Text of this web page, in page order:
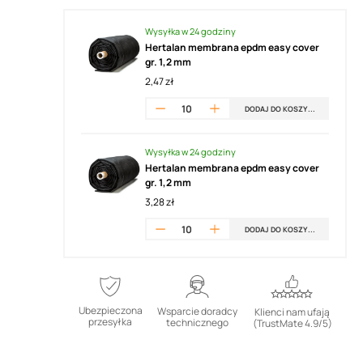
Wysyłka w 24 godziny
Hertalan membrana epdm easy cover
gr. 1,2 mm
2,47 zł
DODAJ DO KOSZYKA
Wysyłka w 24 godziny
Hertalan membrana epdm easy cover
gr. 1,2 mm
3,28 zł
DODAJ DO KOSZYKA
Ubezpieczona
przesyłka
Wsparcie doradcy
technicznego
Klienci nam ufają
(TrustMate 4.9/5)